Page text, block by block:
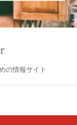
の情報サイト